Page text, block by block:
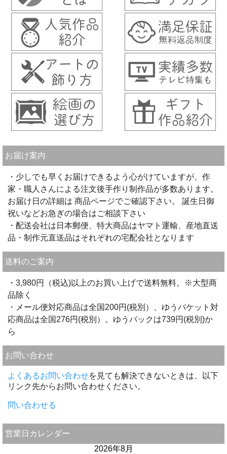
お届け案内
・少しでも早くお届けできるよう心がけていますが、作
家・職人さんによる注文後手作り制作品が多数あります。
お届け日の詳細は 商品ページでご確認下さい。 誕生日御
祝いなどお急ぎの場合はご相談下さい
・配送会社は日本郵便、特大商品はヤマト運輸、産地直送
品・制作元直送品はそれぞれの宅配会社となります
送料のご案内
・3,980円（税込)以上のお買い上げで送料無料。※大型商
品除く
・メール便対応商品は全国200円(税別）、ゆうパケット対
応商品は全国276円(税別）。ゆうパックは739円(税別)か
ら
お問い合わせ
よくあるお問い合わせを見ても解決できないときは、以下
リンク先からお問い合わせください。
問い合わせる
営業日カレンダー
2026年8月